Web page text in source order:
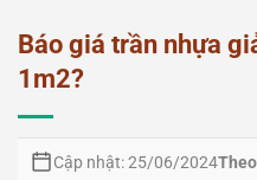
Báo giá trần nhựa
1m2?
Cập nhật: 25/06/2024